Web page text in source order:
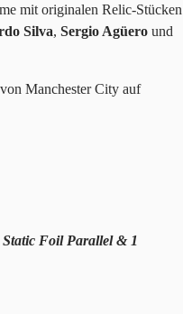
mit originalen Relic-Stücken
Silva, Sergio Agüero und
Manchester City auf
Static Foil Parallel & 1